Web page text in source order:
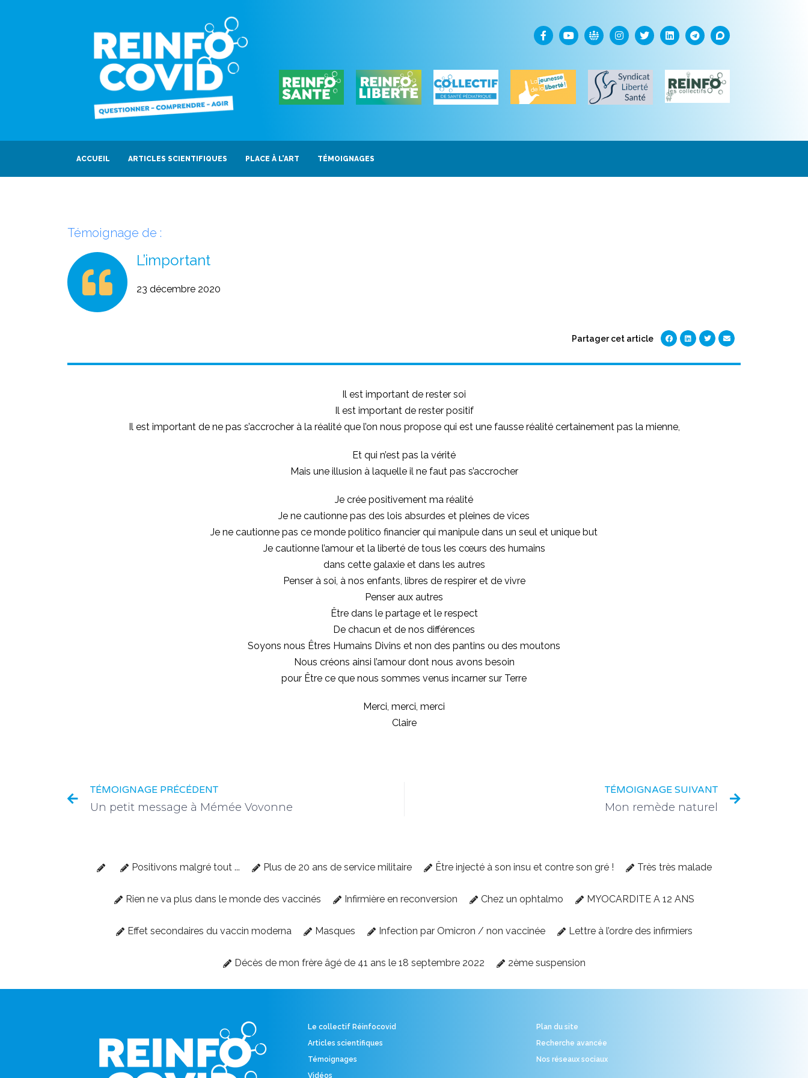
ACCUEIL ARTICLES SCIENTIFIQUES PLACE À L’ART TÉMOIGNAGES
Témoignage de :
L’important
23 décembre 2020
Partager cet article
Il est important de rester soi
Il est important de rester positif
Il est important de ne pas s’accrocher à la réalité que l’on nous propose qui est une fausse réalité certainement pas la mienne,
Et qui n’est pas la vérité
Mais une illusion à laquelle il ne faut pas s’accrocher
Je crée positivement ma réalité
Je ne cautionne pas des lois absurdes et pleines de vices
Je ne cautionne pas ce monde politico financier qui manipule dans un seul et unique but
Je cautionne l’amour et la liberté de tous les cœurs des humains
dans cette galaxie et dans les autres
Penser à soi, à nos enfants, libres de respirer et de vivre
Penser aux autres
Être dans le partage et le respect
De chacun et de nos différences
Soyons nous Êtres Humains Divins et non des pantins ou des moutons
Nous créons ainsi l’amour dont nous avons besoin
pour Être ce que nous sommes venus incarner sur Terre
Merci, merci, merci
Claire
TÉMOIGNAGE PRÉCÉDENT
Un petit message à Mémée Vovonne
TÉMOIGNAGE SUIVANT
Mon remède naturel
Positivons malgré tout ... Plus de 20 ans de service militaire Être injecté à son insu et contre son gré ! Très très malade
Rien ne va plus dans le monde des vaccinés Infirmière en reconversion Chez un ophtalmo MYOCARDITE A 12 ANS
Effet secondaires du vaccin moderna Masques Infection par Omicron / non vaccinée Lettre à l’ordre des infirmiers
Décès de mon frère âgé de 41 ans le 18 septembre 2022 2ème suspension
Le collectif Réinfocovid
Articles scientifiques
Témoignages
Vidéos
Plan du site
Recherche avancée
Nos réseaux sociaux